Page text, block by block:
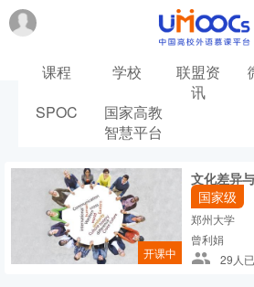
课程 学校
联盟资
讯
SPOC
国家高教
智慧平台
开课中
文化差异
国家级
郑州大学
曾利娟
29人